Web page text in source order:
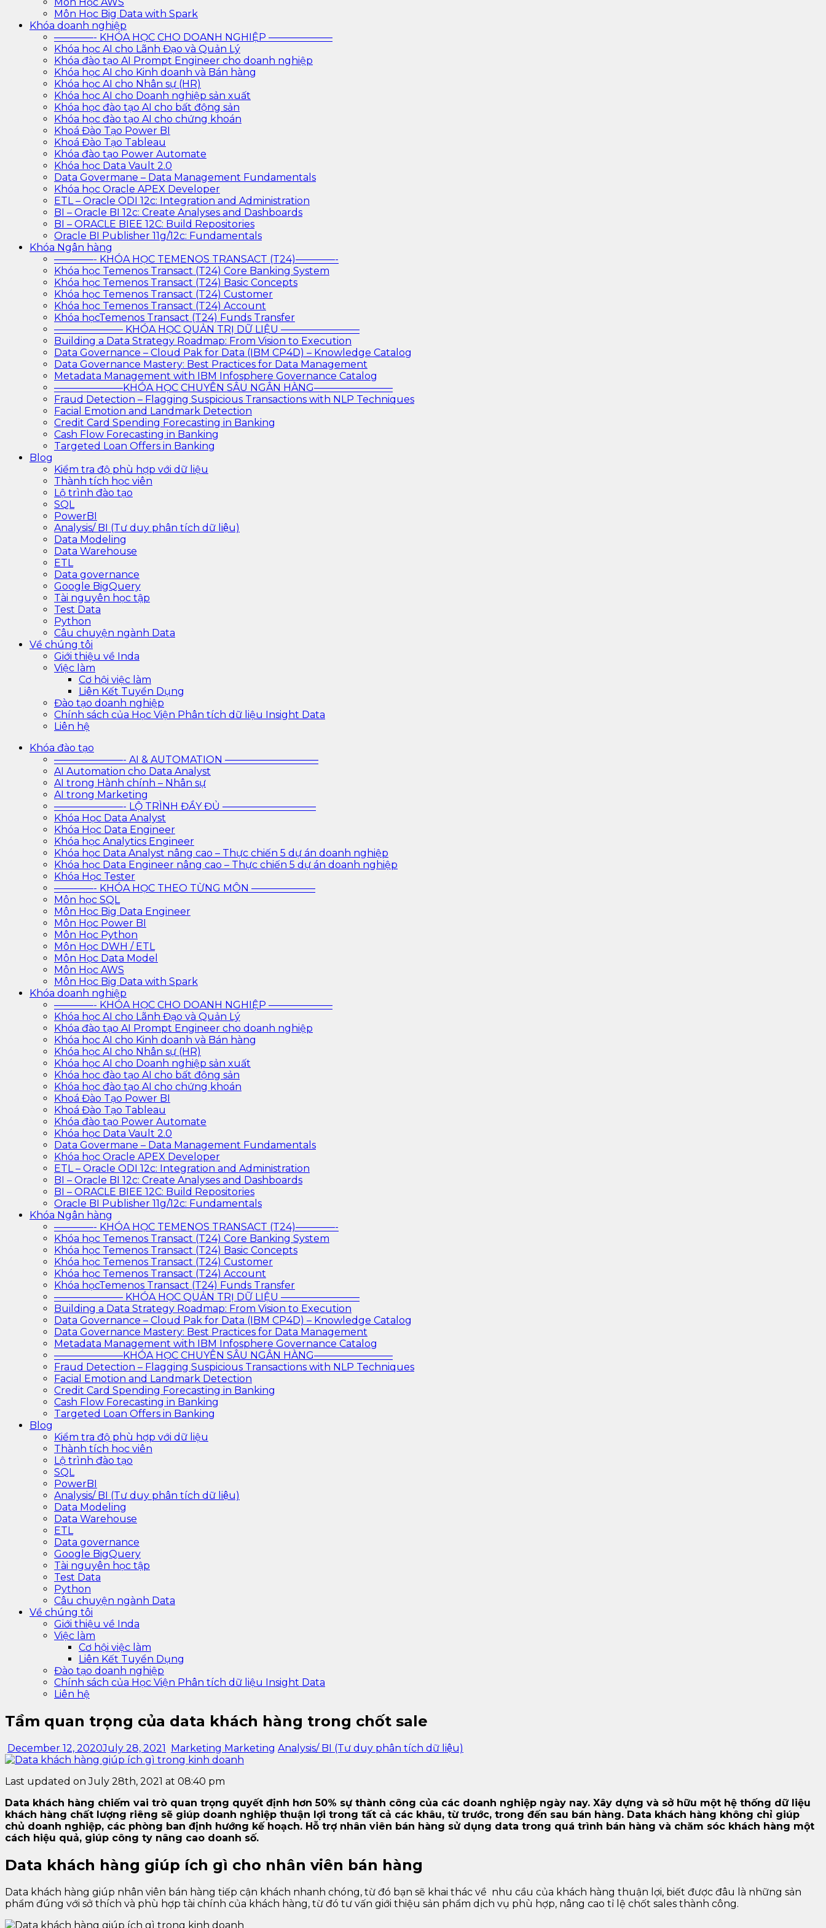
Môn Học Big Data with Spark
Khóa doanh nghiệp
————- KHÓA HỌC CHO DOANH NGHIỆP ——————–
Khóa học AI cho Lãnh Đạo và Quản Lý
Khóa đào tạo AI Prompt Engineer cho doanh nghiệp
Khóa học AI cho Kinh doanh và Bán hàng
Khóa học AI cho Nhân sự (HR)
Khóa học AI cho Doanh nghiệp sản xuất
Khóa học đào tạo AI cho bất động sản
Khóa học đào tạo AI cho chứng khoán
Khoá Đào Tạo Power BI
Khoá Đào Tạo Tableau
Khóa đào tạo Power Automate
Khóa học Data Vault 2.0
Data Govermane – Data Management Fundamentals
Khóa học Oracle APEX Developer
ETL – Oracle ODI 12c: Integration and Administration
BI – Oracle BI 12c: Create Analyses and Dashboards
BI – ORACLE BIEE 12C: Build Repositories
Oracle BI Publisher 11g/12c: Fundamentals
Khóa Ngân hàng
————- KHÓA HỌC TEMENOS TRANSACT (T24)————-
Khóa học Temenos Transact (T24) Core Banking System
Khóa học Temenos Transact (T24) Basic Concepts
Khóa học Temenos Transact (T24) Customer
Khóa học Temenos Transact (T24) Account
Khóa họcTemenos Transact (T24) Funds Transfer
——————— KHÓA HỌC QUẢN TRỊ DỮ LIỆU ————————
Building a Data Strategy Roadmap: From Vision to Execution
Data Governance – Cloud Pak for Data (IBM CP4D) – Knowledge Catalog
Data Governance Mastery: Best Practices for Data Management
Metadata Management with IBM Infosphere Governance Catalog
———————KHÓA HỌC CHUYÊN SÂU NGÂN HÀNG————————
Fraud Detection – Flagging Suspicious Transactions with NLP Techniques
Facial Emotion and Landmark Detection
Credit Card Spending Forecasting in Banking
Cash Flow Forecasting in Banking
Targeted Loan Offers in Banking
Blog
Kiểm tra độ phù hợp với dữ liệu
Thành tích học viên
Lộ trình đào tạo
SQL
PowerBI
Analysis/ BI (Tư duy phân tích dữ liệu)
Data Modeling
Data Warehouse
ETL
Data governance
Google BigQuery
Tài nguyên học tập
Test Data
Python
Câu chuyện ngành Data
Về chúng tôi
Giới thiệu về Inda
Việc làm
Cơ hội việc làm
Liên Kết Tuyển Dụng
Đào tạo doanh nghiệp
Chính sách của Học Viện Phân tích dữ liệu Insight Data
Liên hệ
Khóa đào tạo
———————- AI & AUTOMATION —————————–
AI Automation cho Data Analyst
AI trong Hành chính – Nhân sự
AI trong Marketing
———————- LỘ TRÌNH ĐẦY ĐỦ —————————–
Khóa Học Data Analyst
Khóa Học Data Engineer
Khóa học Analytics Engineer
Khóa học Data Analyst nâng cao – Thực chiến 5 dự án doanh nghiệp
Khóa học Data Engineer nâng cao – Thực chiến 5 dự án doanh nghiệp
Khóa Học Tester
————- KHÓA HỌC THEO TỪNG MÔN ——————–
Môn học SQL
Môn Học Big Data Engineer
Môn Học Power BI
Môn Học Python
Môn Học DWH / ETL
Môn Học Data Model
Môn Học AWS
Môn Học Big Data with Spark
Khóa doanh nghiệp
————- KHÓA HỌC CHO DOANH NGHIỆP ——————–
Khóa học AI cho Lãnh Đạo và Quản Lý
Khóa đào tạo AI Prompt Engineer cho doanh nghiệp
Khóa học AI cho Kinh doanh và Bán hàng
Khóa học AI cho Nhân sự (HR)
Khóa học AI cho Doanh nghiệp sản xuất
Khóa học đào tạo AI cho bất động sản
Khóa học đào tạo AI cho chứng khoán
Khoá Đào Tạo Power BI
Khoá Đào Tạo Tableau
Khóa đào tạo Power Automate
Khóa học Data Vault 2.0
Data Govermane – Data Management Fundamentals
Khóa học Oracle APEX Developer
ETL – Oracle ODI 12c: Integration and Administration
BI – Oracle BI 12c: Create Analyses and Dashboards
BI – ORACLE BIEE 12C: Build Repositories
Oracle BI Publisher 11g/12c: Fundamentals
Khóa Ngân hàng
————- KHÓA HỌC TEMENOS TRANSACT (T24)————-
Khóa học Temenos Transact (T24) Core Banking System
Khóa học Temenos Transact (T24) Basic Concepts
Khóa học Temenos Transact (T24) Customer
Khóa học Temenos Transact (T24) Account
Khóa họcTemenos Transact (T24) Funds Transfer
——————— KHÓA HỌC QUẢN TRỊ DỮ LIỆU ————————
Building a Data Strategy Roadmap: From Vision to Execution
Data Governance – Cloud Pak for Data (IBM CP4D) – Knowledge Catalog
Data Governance Mastery: Best Practices for Data Management
Metadata Management with IBM Infosphere Governance Catalog
———————KHÓA HỌC CHUYÊN SÂU NGÂN HÀNG————————
Fraud Detection – Flagging Suspicious Transactions with NLP Techniques
Facial Emotion and Landmark Detection
Credit Card Spending Forecasting in Banking
Cash Flow Forecasting in Banking
Targeted Loan Offers in Banking
Blog
Kiểm tra độ phù hợp với dữ liệu
Thành tích học viên
Lộ trình đào tạo
SQL
PowerBI
Analysis/ BI (Tư duy phân tích dữ liệu)
Data Modeling
Data Warehouse
ETL
Data governance
Google BigQuery
Tài nguyên học tập
Test Data
Python
Câu chuyện ngành Data
Về chúng tôi
Giới thiệu về Inda
Việc làm
Cơ hội việc làm
Liên Kết Tuyển Dụng
Đào tạo doanh nghiệp
Chính sách của Học Viện Phân tích dữ liệu Insight Data
Liên hệ
Tầm quan trọng của data khách hàng trong chốt sale
December 12, 2020July 28, 2021 Marketing Marketing Analysis/ BI (Tư duy phân tích dữ liệu)
Last updated on July 28th, 2021 at 08:40 pm
Data khách hàng chiếm vai trò quan trọng quyết định hơn 50% sự thành công của các doanh nghiệp ngày nay. Xây dựng và sở hữu một hệ thống dữ liệu
khách hàng chất lượng riêng sẽ giúp doanh nghiệp thuận lợi trong tất cả các khâu, từ trước, trong đến sau bán hàng. Data khách hàng không chỉ giúp
chủ doanh nghiệp, các phòng ban định hướng kế hoạch. Hỗ trợ nhân viên bán hàng sử dụng data trong quá trình bán hàng và chăm sóc khách hàng một
cách hiệu quả, giúp công ty nâng cao doanh số.
Data khách hàng giúp ích gì cho nhân viên bán hàng
Data khách hàng giúp nhân viên bán hàng tiếp cận khách nhanh chóng, từ đó bạn sẽ khai thác về nhu cầu của khách hàng thuận lợi, biết được đâu là những sản
phẩm đúng với sở thích và phù hợp tài chính của khách hàng, từ đó tư vấn giới thiệu sản phẩm dịch vụ phù hợp, nâng cao tỉ lệ chốt sales thành công.